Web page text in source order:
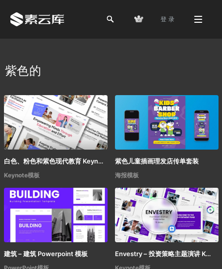
登 录
紫色的
白色、粉色和紫色现代教育 Keynote 模板
Keynote模板
紫色儿童插画理发店传单套装
海报模板
建筑 – 建筑 Powerpoint 模板 Envestry – 投资策略主题演讲 Keynote模板